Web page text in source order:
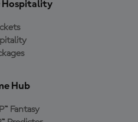
Hospitality
Hub
Fantasy